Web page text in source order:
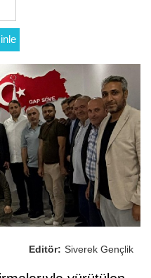
Editör: Siverek Gençlik